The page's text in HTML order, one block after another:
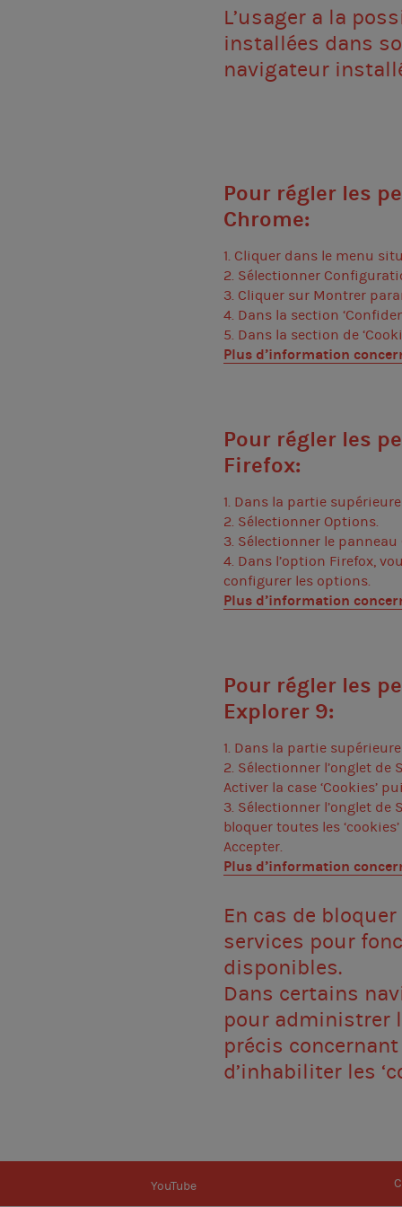
L’usager a la
installées dans
navigateur
Pour régler les
Chrome:
1. Cliquer dans le menu
2. Sélectionner
3. Cliquer sur Montrer
4. Dans la section
5. Dans la section de
Plus d’information
Pour régler les
Firefox:
1. Dans la partie
2. Sélectionner Options.
3. Sélectionner le
4. Dans l’option Firefox,
configurer les options.
Plus d’information
Pour régler les
Explorer 9:
1. Dans la partie
2. Sélectionner l’onglet de
Activer la case ‘Cookies’
3. Sélectionner l’onglet
bloquer toutes les
Accepter.
Plus d’information
En cas de
services pour
disponibles.
Dans certains
pour administrer
précis
d’inhabiliter les
YouTube